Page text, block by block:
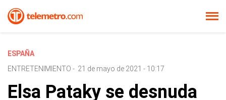
ESPAÑA
ENTRETENIMIENTO - 21 de mayo de 2021 - 10:17
Elsa Pataky se desnuda